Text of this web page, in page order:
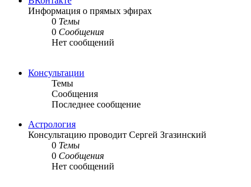
Информация о прямых эфирах
0 Темы
0 Сообщения
Нет сообщений
Консультации
Темы
Сообщения
Последнее сообщение
Астрология
Консультацию проводит Сергей Згазинский
0 Темы
0 Сообщения
Нет сообщений